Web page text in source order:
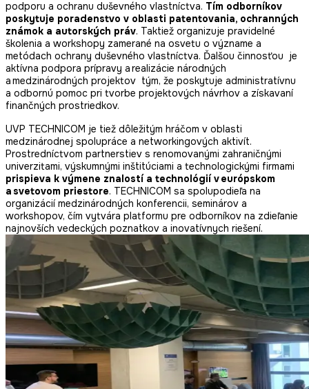
podporu a ochranu duševného vlastníctva. Tím odborníkov
poskytuje poradenstvo v oblasti patentovania, ochranných
známok a autorských práv. Taktiež organizuje pravidelné
školenia a workshopy zamerané na osvetu o význame a
metódach ochrany duševného vlastníctva. Ďalšou činnosťou je
aktívna podpora prípravy a realizácie národných
a medzinárodných projektov tým, že poskytuje administratívnu
a odbornú pomoc pri tvorbe projektových návrhov a získavaní
finančných prostriedkov.
UVP TECHNICOM je tiež dôležitým hráčom v oblasti
medzinárodnej spolupráce a networkingových aktivít.
Prostredníctvom partnerstiev s renomovanými zahraničnými
univerzitami, výskumnými inštitúciami a technologickými firmami
prispieva k výmene znalostí a technológií v európskom
a svetovom priestore. TECHNICOM sa spolupodieľa na
organizácií medzinárodných konferencii, seminárov a
workshopov, čím vytvára platformu pre odborníkov na zdieľanie
najnovších vedeckých poznatkov a inovatívnych riešení.